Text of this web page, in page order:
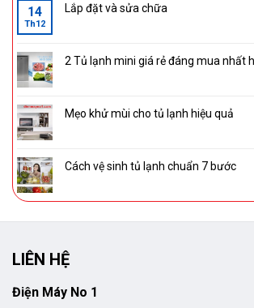
14
Th12
Lắp đặt và sửa chữa
2 Tủ lạnh mini giá rẻ đáng mua nhất
Mẹo khử mùi cho tủ lạnh hiệu quả
Cách vệ sinh tủ lạnh chuẩn 7 bước
LIÊN HỆ
Điện Máy No 1